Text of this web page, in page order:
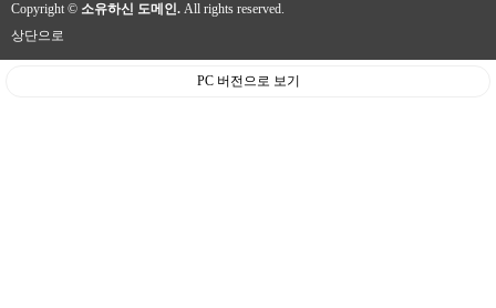
Copyright © 소유하신 도메인. All rights reserved.
상단으로
PC 버전으로 보기